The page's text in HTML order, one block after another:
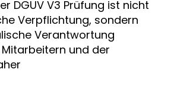
DGUV V3 Prüfung ist nicht
Verpflichtung, sondern
Verantwortung
und der